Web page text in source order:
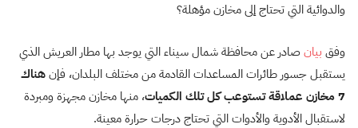
والدوائية التي تحتاج إلى مخازن مؤهلة؟
وفق بيان صادر عن محافظة شمال سيناء التي يوجد بها مطار العريش الذي
يستقبل جسور طائرات المساعدات القادمة من مختلف البلدان، فإنهناك
7 مخازن عملاقة تستوعب كل تلك الكميات
، منها مخازن مجهزة ومبردة
لاستقبال الأدوية والأدوات التي تحتاج درجات حرارة معينة.